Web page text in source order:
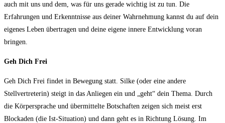
auch mit uns und dem, was für uns gerade wichtig ist zu tun. Die
Erfahrungen und Erkenntnisse aus deiner Wahrnehmung kannst du auf dein
eigenes Leben übertragen und deine eigene innere Entwicklung voran
bringen.
Geh Dich Frei
Geh Dich Frei findet in Bewegung statt. Silke (oder eine andere
Stellvertreterin) steigt in das Anliegen ein und „geht“ dein Thema. Durch
die Körpersprache und übermittelte Botschaften zeigen sich meist erst
Blockaden (die Ist-Situation) und dann geht es in Richtung Lösung. Im